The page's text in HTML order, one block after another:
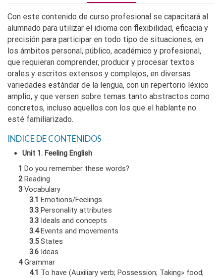
Con este contenido de curso profesional se capacitará al
alumnado para utilizar el idioma con flexibilidad, eficacia y
precisión para participar en todo tipo de situaciones, en
los ámbitos personal, público, académico y profesional,
que requieran comprender, producir y procesar textos
orales y escritos extensos y complejos, en diversas
variedades estándar de la lengua, con un repertorio léxico
amplio, y que versen sobre temas tanto abstractos como
concretos, incluso aquellos con los que el hablante no
esté familiarizado.
INDICE DE CONTENIDOS
Unit 1. Feeling English
1 Do you remember these words?
2Reading
3 Vocabulary
3.1 Emotions/Feelings
3.3 Personality attributes
3.3 Ideals and concepts
3.4Events and movements
3.5States
3.6 Ideas
4Grammar
4.1 To have (Auxiliary verb; Possession; Taking» food;